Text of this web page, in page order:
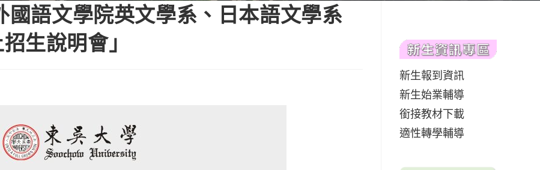
語文學院英文學系、日本語文學系
生說明會」
新生報到資訊
新生始業輔導
銜接教材下載
適性轉學輔導